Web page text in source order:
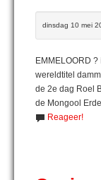
dinsdag 10 mei
EMMELOORD
wereldtitel
de 2e dag Roel
de Mongool
Reageer!